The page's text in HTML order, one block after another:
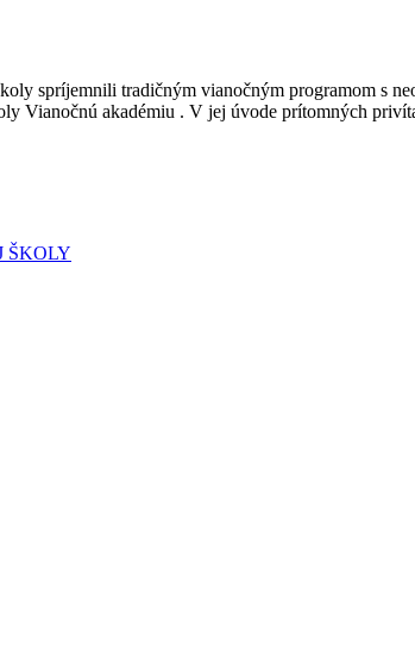
spríjemnili tradičným vianočným programom s
Vianočnú akadémiu . V jej úvode prítomných
ŠKOLY